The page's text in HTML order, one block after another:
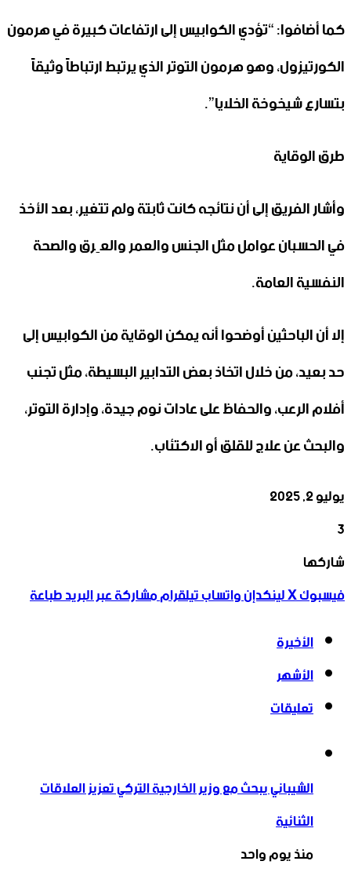
كما أضافوا: “تؤدي الكوابيس إلى ارتفاعات كبيرة في هرمون
الكورتيزول، وهو هرمون التوتر الذي يرتبط ارتباطاً وثيقاً
بتسارع شيخوخة الخلايا”.
طرق الوقاية
وأشار الفريق إلى أن نتائجه كانت ثابتة ولم تتغير، بعد الأخذ
في الحسبان عوامل مثل الجنس والعمر والعِرق والصحة
النفسية العامة.
إلا أن الباحثين أوضحوا أنه يمكن الوقاية من الكوابيس إلى
حد بعيد، من خلال اتخاذ بعض التدابير البسيطة، مثل تجنب
أفلام الرعب، والحفاظ على عادات نوم جيدة، وإدارة التوتر،
والبحث عن علاج للقلق أو الاكتئاب.
يوليو 2, 2025
3
فيسبوك
‫X
لينكدإن
واتساب
تيلقرام
شاركها
فيسبوك‫Xلينكدإنواتسابتيلقراممشاركة عبر البريدطباعة
الأخيرة
الأشهر
تعليقات
الشيباني يبحث مع وزير الخارجية التركي تعزيز العلاقات
الثنائية
منذ يوم واحد